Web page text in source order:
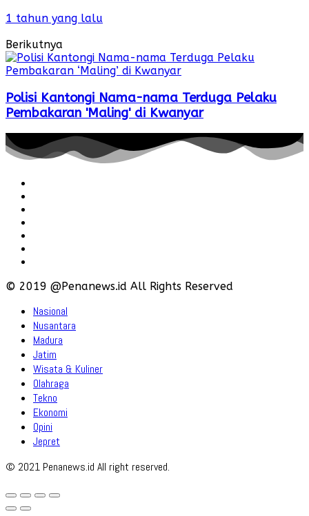
1 tahun yang lalu
Berikutnya
Polisi Kantongi Nama-nama Terduga Pelaku
Pembakaran 'Maling' di Kwanyar
© 2019 @Penanews.id All Rights Reserved
Nasional
Nusantara
Madura
Jatim
Wisata & Kuliner
Olahraga
Tekno
Ekonomi
Opini
Jepret
© 2021 Penanews.id All right reserved.